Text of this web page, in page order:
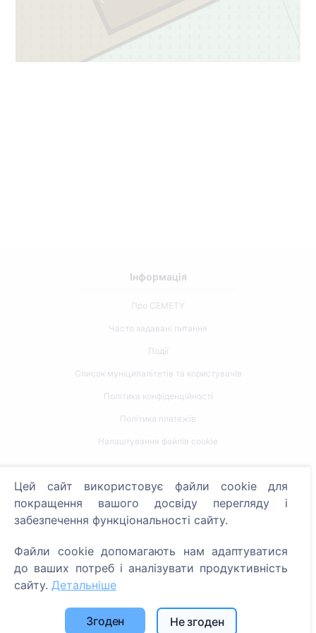
Інформація
Про CEMETY
Часто задавані питання
Події
Список муніципалітетів та користувачів
Політика конфіденційності
Політика платежів
Налаштування файлів cookie
Пошук померлих
Пошук кладовищ
Послуги
SIA "CEMETY", LV40103618951
Цей сайт використовує файли cookie для
покращення вашого досвіду перегляду і
забезпечення функціональності сайту.
Файли cookie допомагають нам адаптуватися
до ваших потреб і аналізувати продуктивність
сайту. Детальніше
Згоден Не згоден